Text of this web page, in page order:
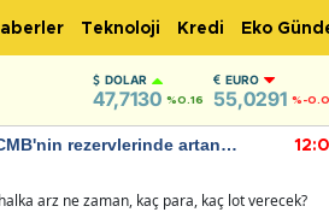
Teknoloji Kredi Eko
DOLAR
47,7130 %0.16
EURO
55,0291 %-
rezervlerinde artan
arz ne zaman, kaç para, kaç lot verecek?